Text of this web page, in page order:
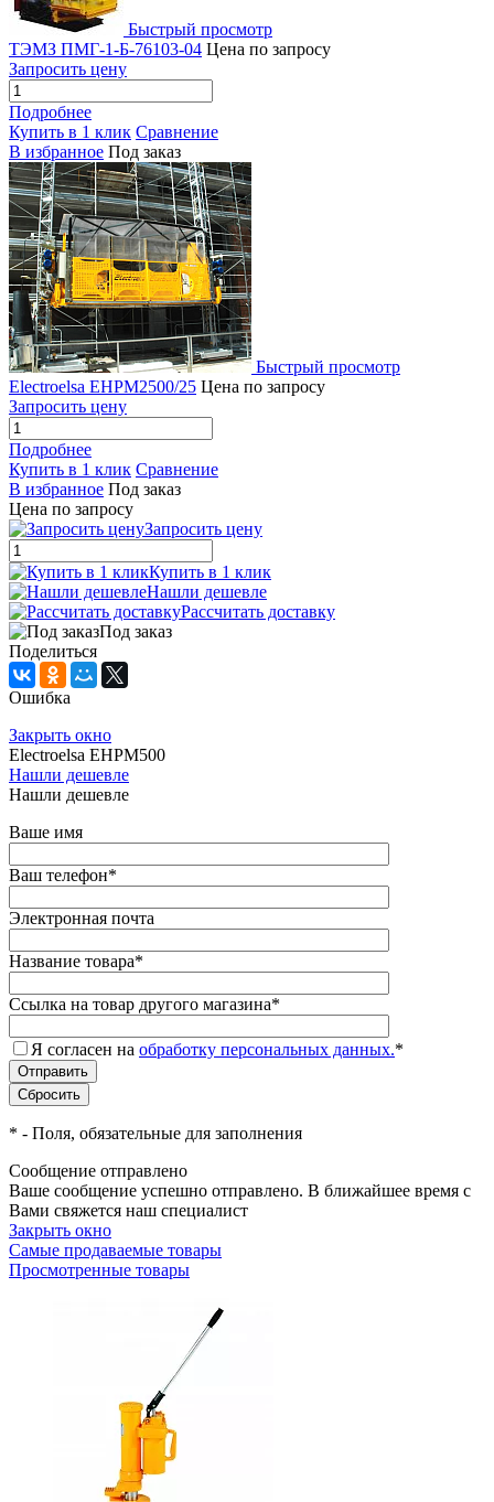
Быстрый просмотр
ТЭМЗ ПМГ-1-Б-76103-04 Цена по запросу
Запросить цену
Подробнее
Купить в 1 клик Сравнение
В избранное Под заказ
Быстрый просмотр
Electroelsa EHPM2500/25 Цена по запросу
Запросить цену
Подробнее
Купить в 1 клик Сравнение
В избранное Под заказ
Цена по запросу
Запросить цену
Купить в 1 клик
Нашли дешевле
Рассчитать доставку
Под заказ
Поделиться
Ошибка
Закрыть окно
Electroelsa EHPM500
Нашли дешевле
Нашли дешевле
Ваше имя
Ваш телефон*
Электронная почта
Название товара*
Ссылка на товар другого магазина*
Я согласен на обработку персональных данных.*
* - Поля, обязательные для заполнения
Сообщение отправлено
Ваше сообщение успешно отправлено. В ближайшее время с
Вами свяжется наш специалист
Закрыть окно
Самые продаваемые товары
Просмотренные товары